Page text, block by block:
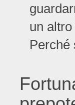
un
Perché